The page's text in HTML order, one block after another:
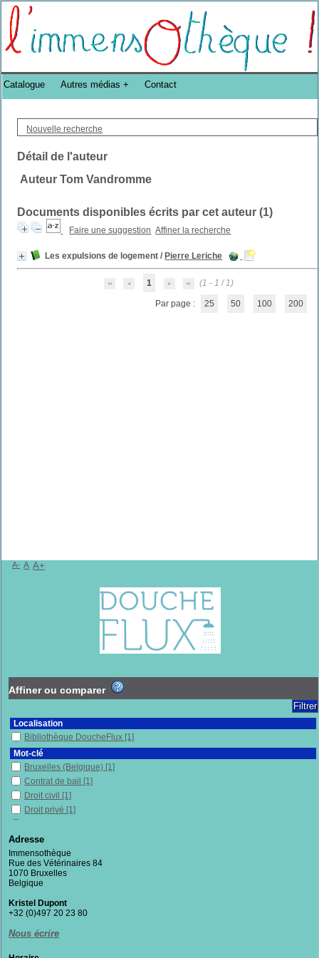
Bibliothèque DoucheFLUX Bibliotheek -->
Nouvelle recherche
Détail de l'auteur
Auteur Tom Vandromme
Documents disponibles écrits par cet auteur (1)
Faire une suggestion Affiner la recherche
Les expulsions de logement / Pierre Leriche
1 (1 - 1 / 1)
Par page : 25 50 100 200
Catalogue Autres médias Contact
A- A A+
Affiner ou comparer
Localisation
Bibliothèque DoucheFlux [1]
Mot-clé
Bruxelles (Belgique) [1]
Contrat de bail
[1]
Droit civil
[1]
Droit privé [1]
Expulsion
Flandres (Belgique)
Immobilier[1]
Justice
Logements sociaux
Propriété privée
Résidence principale
Adresse
Immensothèque
Rue des Vétérinaires 84
1070 Bruxelles
Belgique
Kristel Dupont
+32 (0)497 20 23 80
Nous écrire